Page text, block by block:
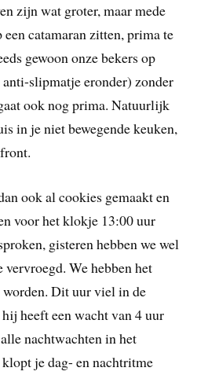
zijn wat groter, maar mede
catamaran zitten, prima te
gewoon onze bekers op
slipmatje eronder) zonder
ook nog prima. Natuurlijk
in je niet bewegende keuken,
ook al cookies gemaakt en
voor het klokje 13:00 uur
gisteren hebben we wel
We hebben het
Dit uur viel in de
heeft een wacht van 4 uur
nachtwachten in het
je dag- en nachtritme